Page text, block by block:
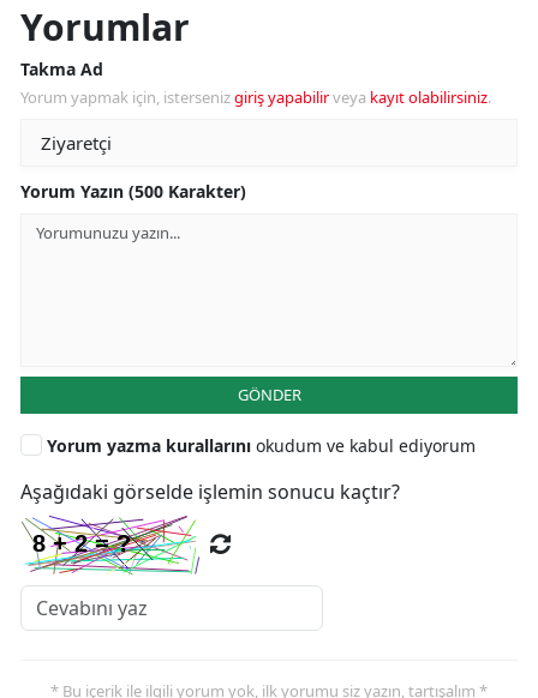
Yorumlar
Takma Ad
Yorum yapmak için, istersenizgiriş yapabilirveya kayıt olabilirsiniz.
Yorum Yazın (500 Karakter)
GÖNDER
Yorum yazma kurallarını okudum ve kabul ediyorum
Aşağıdaki görselde işlemin sonucu kaçtır?
* Bu içerik ile ilgili yorum yok, ilk yorumu siz yazın, tartışalım *